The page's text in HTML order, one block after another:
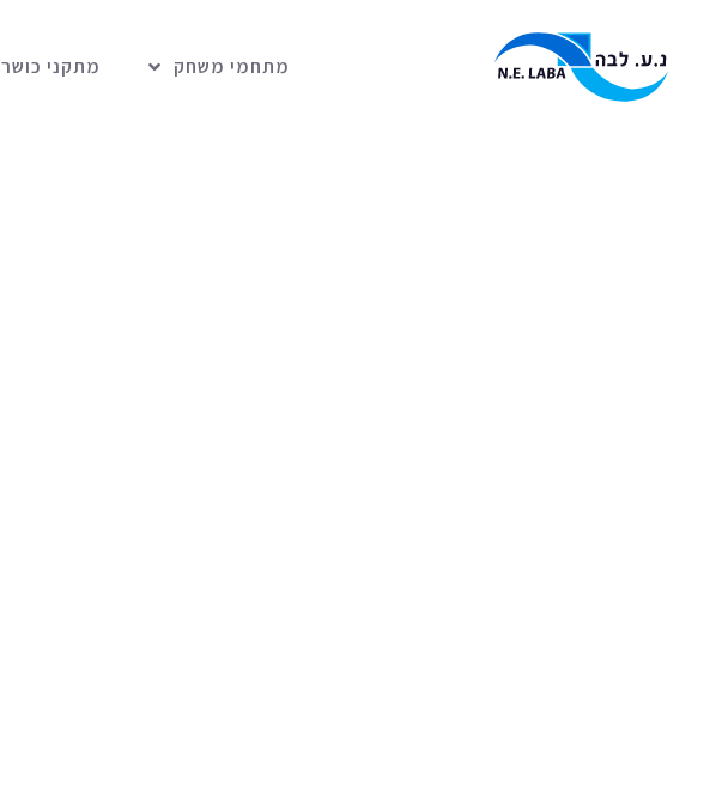
מתחמי משחק מתקני כושר